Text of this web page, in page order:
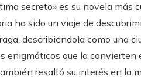
secreto» es su novela más
ha sido un viaje de
describiéndola como una
enigmáticos que la
resaltó su interés en la